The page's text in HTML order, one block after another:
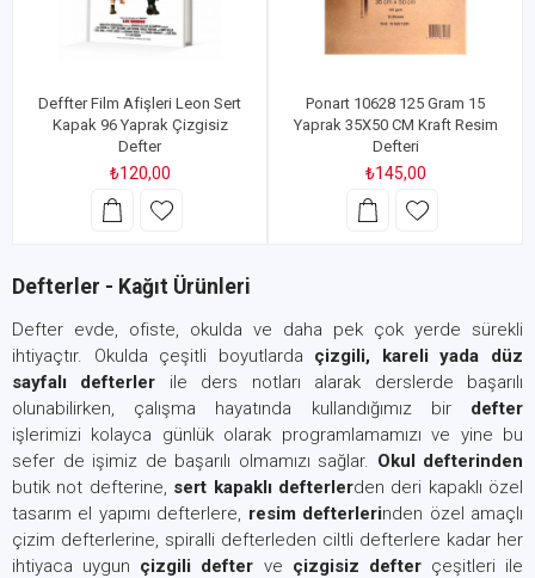
Deffter Film Afişleri Leon Sert
Kapak 96 Yaprak Çizgisiz
Defter
₺120,00
Ponart 10628 125 Gram 15
Yaprak 35X50 CM Kraft Resim
Defteri
₺145,00
Defterler - Kağıt Ürünleri
Defter evde, ofiste, okulda ve daha pek çok yerde sürekli
ihtiyaçtır. Okulda çeşitli boyutlarda çizgili, kareli yada düz
sayfalı defterler ile ders notları alarak derslerde başarılı
olunabilirken, çalışma hayatında kullandığımız bir defter
işlerimizi kolayca günlük olarak programlamamızı ve yine bu
sefer de işimiz de başarılı olmamızı sağlar. Okul defterinden
butik not defterine, sert kapaklı defterlerden deri kapaklı özel
tasarım el yapımı defterlere, resim defterlerinden özel amaçlı
çizim defterlerine, spiralli defterleden ciltli defterlere kadar her
ihtiyaca uygun çizgili defter ve çizgisiz defterçeşitleri ile